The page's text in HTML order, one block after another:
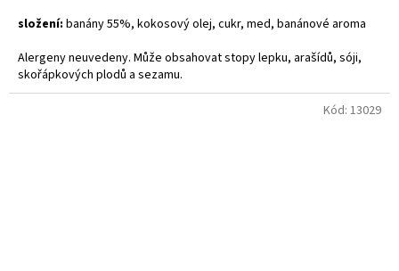
složení: banány 55%, kokosový olej, cukr, med, banánové aroma
Alergeny neuvedeny. Může obsahovat stopy lepku, arašídů, sóji,
skořápkových plodů a sezamu.
Kód: 13029